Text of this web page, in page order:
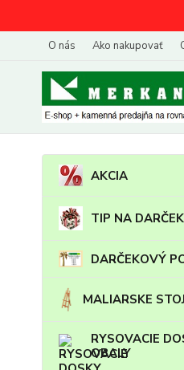
O nás Ako nakupovať
AKCIA
TIP NA DARČEK
DARČEKOVÝ
MALIARSKE
RYSOVACIE
OBALY